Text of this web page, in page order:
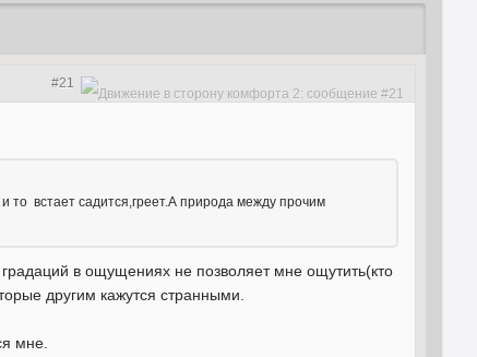
#21
то встает садится,греет.А природа между прочим
в ощущениях не позволяет мне ощутить(кто
другим кажутся странными.
мне.